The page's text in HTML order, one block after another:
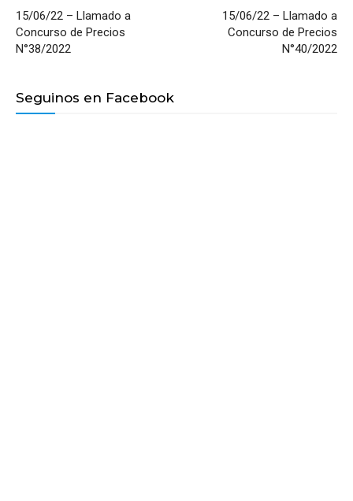
15/06/22 – Llamado a
Concurso de Precios
N°38/2022
15/06/22 – Llamado a
Concurso de Precios
N°40/2022
Seguinos en Facebook